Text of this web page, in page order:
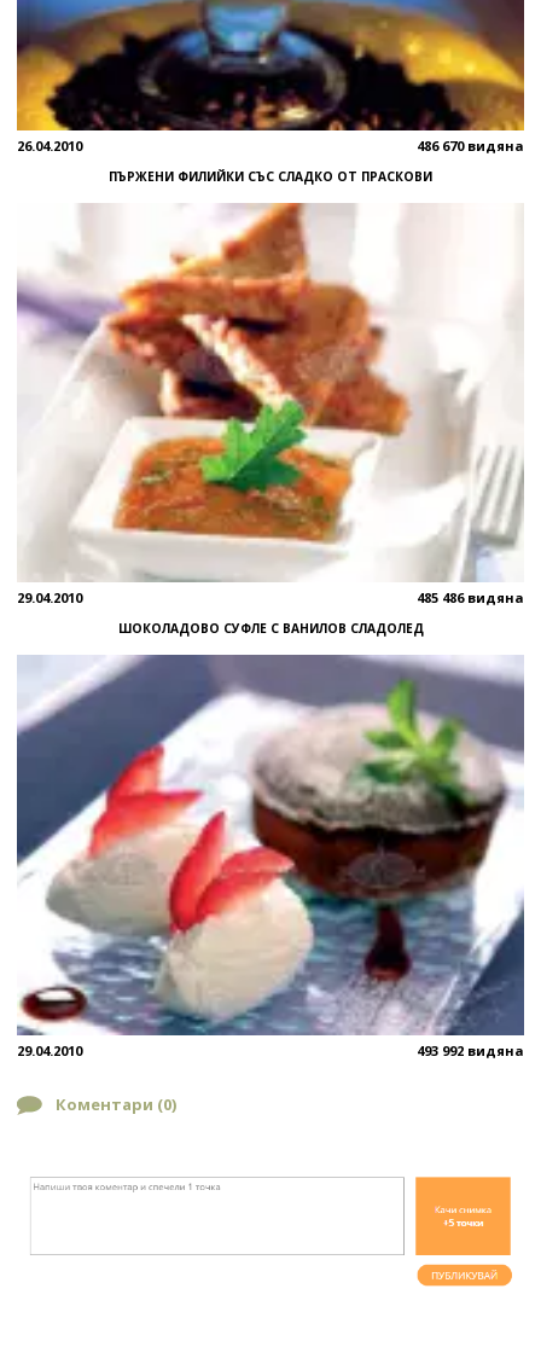
26.04.2010 486 670 видяна
ПЪРЖЕНИ ФИЛИЙКИ СЪС СЛАДКО ОТ ПРАСКОВИ
29.04.2010 485 486 видяна
ШОКОЛАДОВО СУФЛЕ С ВАНИЛОВ СЛАДОЛЕД
29.04.2010 493 992 видяна
Коментари (0)